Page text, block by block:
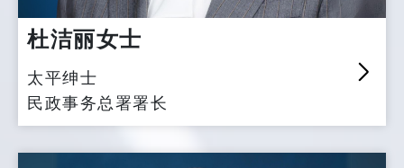
杜洁丽女士
太平绅士
民政事务总署署长